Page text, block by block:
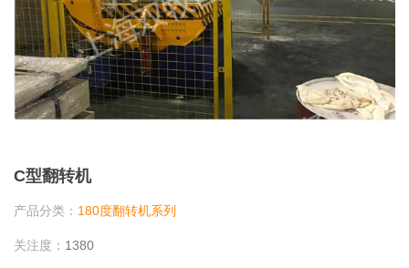
C型翻转机
产品分类： 180度翻转机系列
关注度： 1380